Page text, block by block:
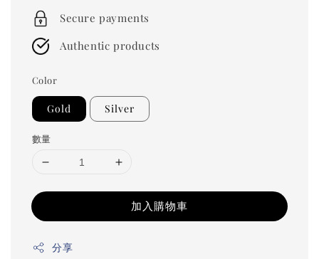
price
Secure payments
Authentic products
Color
Gold Silver
數量
加入購物車
分享